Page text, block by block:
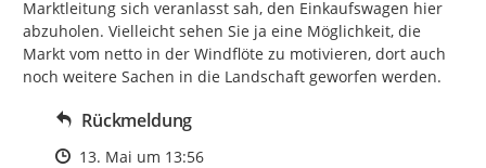
Marktleitung sich veranlasst sah, den Einkaufswagen hier
abzuholen. Vielleicht sehen Sie ja eine Möglichkeit, die
Markt vom netto in der Windflöte zu motivieren, dort auch
noch weitere Sachen in die Landschaft geworfen werden.
Rückmeldung
Zeitpunkt des Erstellens
13. Mai um 13:56